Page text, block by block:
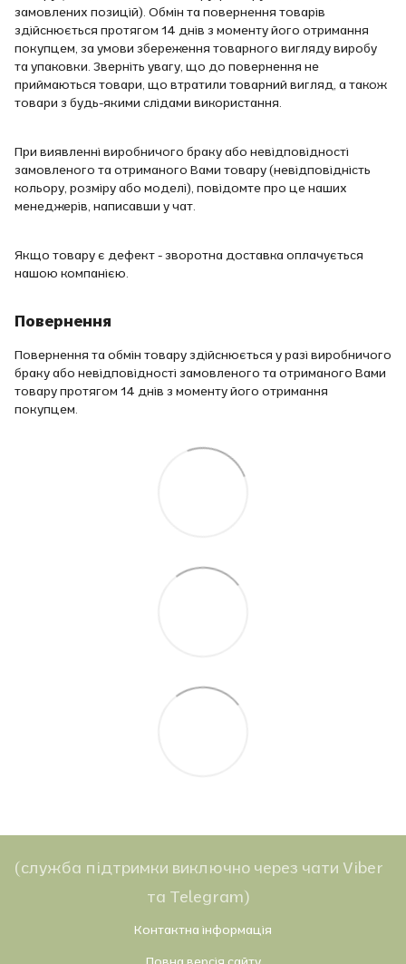
замовлених позицій). Обмін та повернення товарів
здійснюється протягом 14 днів з моменту його отримання
покупцем, за умови збереження товарного вигляду виробу
та упаковки. Зверніть увагу, що до повернення не
приймаються товари, що втратили товарний вигляд, а також
товари з будь-якими слідами використання.
При виявленні виробничого браку або невідповідності
замовленого та отриманого Вами товару (невідповідність
кольору, розміру або моделі), повідомте про це наших
менеджерів, написавши у чат.
Якщо товару є дефект - зворотна доставка оплачується
нашою компанією.
Повернення
Повернення та обмін товару здійснюється у разі виробничого
браку або невідповідності замовленого та отриманого Вами
товару протягом 14 днів з моменту його отримання
покупцем.
(служба підтримки виключно через чати Viber
та Telegram)
Контактна інформація